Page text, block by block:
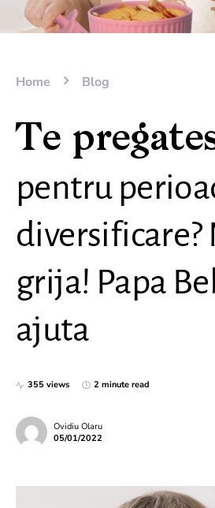
Home Blog
Te
pentru
diversificare?
grija! Papa
ajuta
355 views 2 minute read
Ovidiu Olaru
05/01/2022